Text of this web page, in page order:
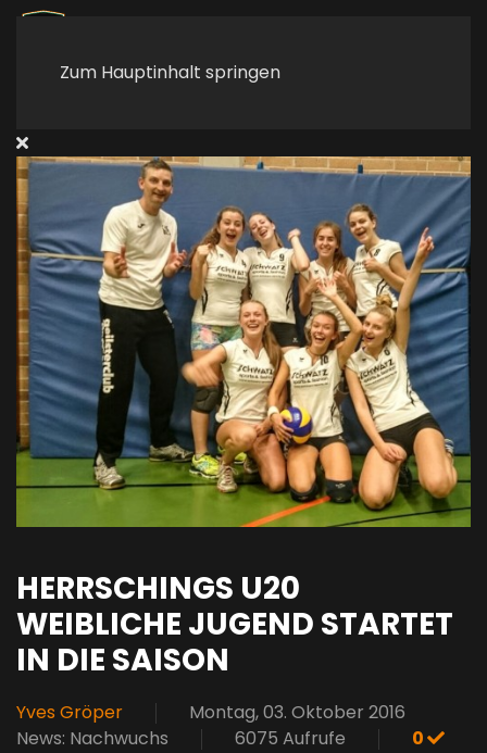
Zum Hauptinhalt springen
HERRSCHINGS U20
WEIBLICHE JUGEND STARTET
IN DIE SAISON
Yves Gröper
Montag, 03. Oktober 2016
News: Nachwuchs
6075 Aufrufe 0